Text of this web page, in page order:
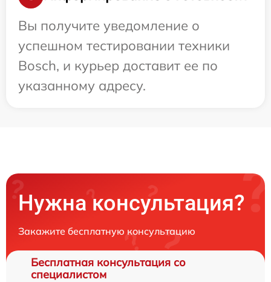
Вы получите уведомление о
успешном тестировании техники
Bosch, и курьер доставит ее по
указанному адресу.
Нужна консультация?
Закажите бесплатную консультацию
Бесплатная консультация со
специалистом